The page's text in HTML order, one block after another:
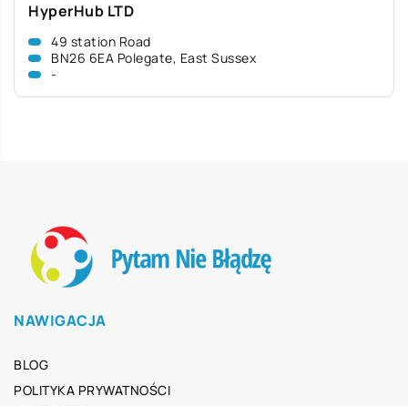
HyperHub LTD
49 station Road
BN26 6EA Polegate, East Sussex
-
NAWIGACJA
BLOG
POLITYKA PRYWATNOŚCI